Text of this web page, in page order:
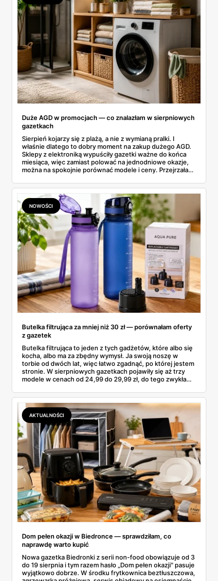
Duże AGD w promocjach — co znalazłam w sierpniowych
gazetkach
Sierpień kojarzy się z plażą, a nie z wymianą pralki. I
właśnie dlatego to dobry moment na zakup dużego AGD.
Sklepy z elektroniką wypuściły gazetki ważne do końca
miesiąca, więc zamiast polować na jednodniowe okazje,
można na spokojnie porównać modele i ceny. Przejrzałam
znalazłam, z cenami i terminami.
NOWOŚCI
Butelka filtrująca za mniej niż 30 zł — porównałam oferty
z gazetek
Butelka filtrująca to jeden z tych gadżetów, które albo się
kocha, albo ma za zbędny wymysł. Ja swoją noszę w
torbie od dwóch lat, więc łatwo zgadnąć, po której jestem
stronie. W sierpniowych gazetkach pojawiły się aż trzy
modele w cenach od 24,99 do 29,99 zł, do tego zwykła
wszystkie oferty i policzyłam, kiedy taki zakup faktycznie
się opłaca.
AKTUALNOŚCI
Dom pełen okazji w Biedronce — sprawdziłam, co
naprawdę warto kupić
Nowa gazetka Biedronki z serii non-food obowiązuje od 3
do 19 sierpnia i tym razem hasło „Dom pełen okazji" pasuje
wyjątkowo dobrze. W środku frytkownica beztłuszczowa,